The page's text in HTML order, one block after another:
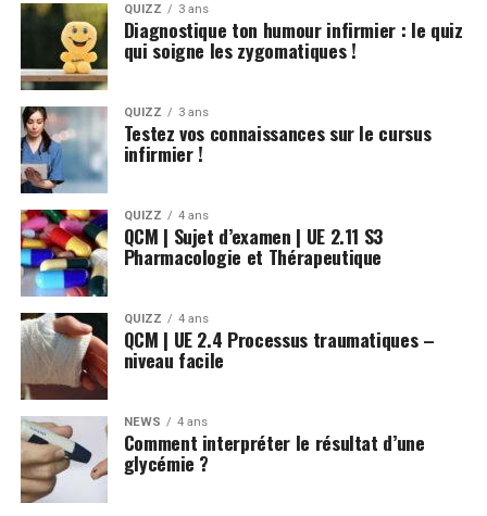
QUIZZ 3 ans
Diagnostique ton humour infirmier : le quiz
qui soigne les zygomatiques !
QUIZZ 3 ans
Testez vos connaissances sur le cursus
infirmier !
QUIZZ 4 ans
QCM | Sujet d’examen | UE 2.11 S3
Pharmacologie et Thérapeutique
QUIZZ 4 ans
QCM | UE 2.4 Processus traumatiques –
niveau facile
NEWS 4 ans
Comment interpréter le résultat d’une
glycémie ?